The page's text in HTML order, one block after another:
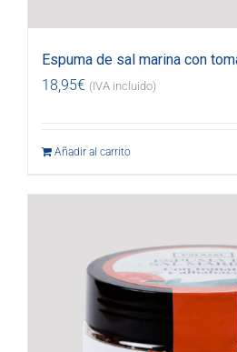
Espuma de sal marina con
18,95€ (IVA incluido)
Añadir al carrito